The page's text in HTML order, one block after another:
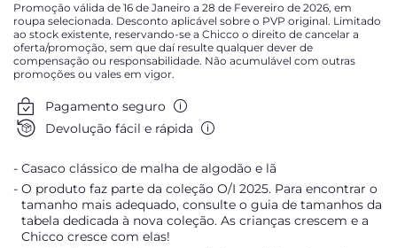
AVISAR DA DISPONIBILIDADE
AVISAR DA DISPONIBILIDADE
AVISAR DA DISPONIBILIDADE
Promoção válida de 16 de Janeiro a 28 de Fevereiro de 2026, em
roupa selecionada. Desconto aplicável sobre o PVP original. Limitado
ao stock existente, reservando-se a Chicco o direito de cancelar a
oferta/promoção, sem que daí resulte qualquer dever de
compensação ou responsabilidade. Não acumulável com outras
promoções ou vales em vigor.
Pagamento seguro
Devolução fácil e rápida
Casaco clássico de malha de algodão e lã
O produto faz parte da coleção O/I 2025. Para encontrar o
tamanho mais adequado, consulte o guia de tamanhos da
tabela dedicada à nova coleção. As crianças crescem e a
Chicco cresce com elas!